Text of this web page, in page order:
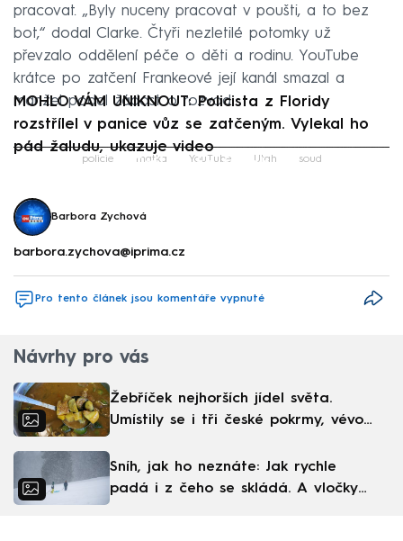
pracovat. „Byly nuceny pracovat v poušti, a to bez
bot,“ dodal Clarke. Čtyři nezletilé potomky už
převzalo oddělení péče o děti a rodinu. YouTube
krátce po zatčení Frankeové její kanál smazal a
manžel podal žádost o rozvod.
MOHLO VÁM UNIKNOUT: Policista z Floridy
rozstřílel v panice vůz se zatčeným. Vylekal ho
pád žaludu, ukazuje video
Failed to fetch
policie matka YouTube Utah soud
Barbora Zychová
barbora.zychova@iprima.cz
Pro tento článek jsou komentáře vypnuté
Návrhy pro vás
Žebříček nejhorších jídel světa.
Umístily se i tři české pokrmy, vévodí
Sníh, jak ho neznáte: Jak rychle
padá i z čeho se skládá. A vločky